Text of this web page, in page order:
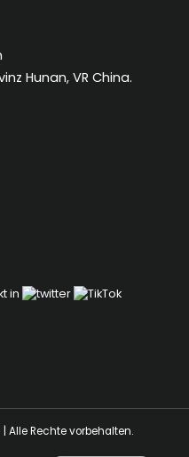
Hunan, VR China.
Alle Rechte vorbehalten.
KO